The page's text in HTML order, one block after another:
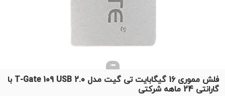
فلش مموری 16 گیگابایت تی گیت مدل T-Gate 109 USB 2.0 با
گارانتی 24 ماهه شرکتی